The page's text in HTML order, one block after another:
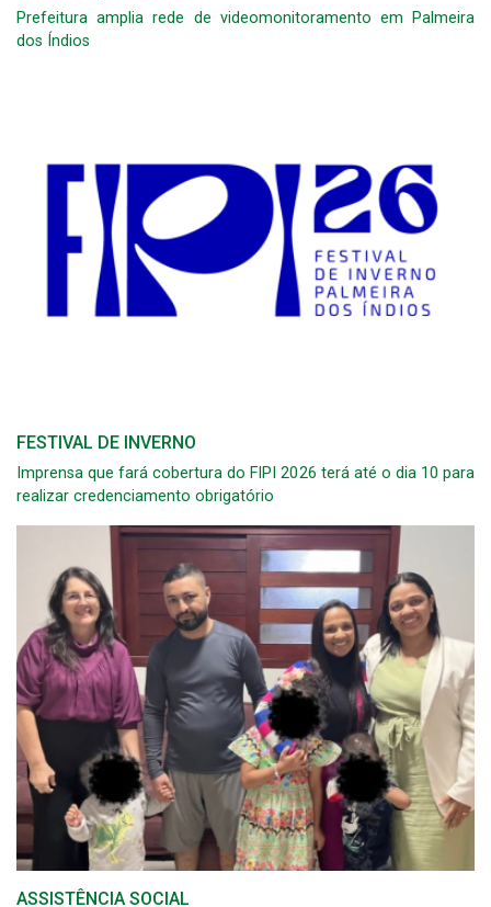
Prefeitura amplia rede de videomonitoramento em Palmeira
dos Índios
FESTIVAL DE INVERNO
Imprensa que fará cobertura do FIPI 2026 terá até o dia 10 para
realizar credenciamento obrigatório
ASSISTÊNCIA SOCIAL